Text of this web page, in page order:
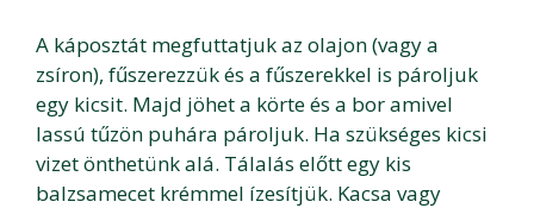
A káposztát megfuttatjuk az olajon (vagy a
zsíron), fűszerezzük és a fűszerekkel is pároljuk
egy kicsit. Majd jöhet a körte és a bor amivel
lassú tűzön puhára pároljuk. Ha szükséges kicsi
vizet önthetünk alá. Tálalás előtt egy kis
balzsamecet krémmel ízesítjük. Kacsa vagy